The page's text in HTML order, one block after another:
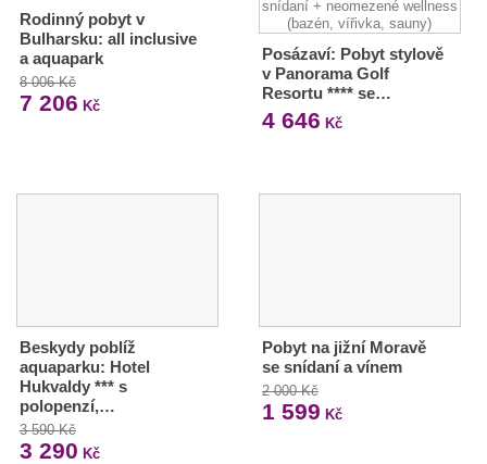
Rodinný pobyt v
Bulharsku: all inclusive
a aquapark
8 006 Kč
7 206 Kč
Posázaví: Pobyt stylově
v Panorama Golf
Resortu **** se…
4 646 Kč
Beskydy poblíž
aquaparku: Hotel
Hukvaldy *** s
polopenzí,…
3 590 Kč
3 290 Kč
Pobyt na jižní Moravě
se snídaní a vínem
2 000 Kč
1 599 Kč